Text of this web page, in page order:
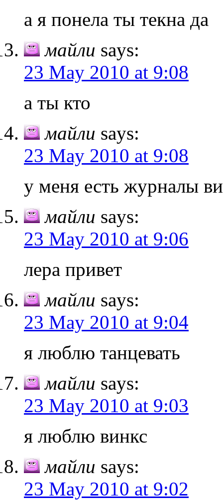
а я понела ты текна да
майли says:
23 May 2010 at 9:08
а ты кто
майли says:
23 May 2010 at 9:08
у меня есть журналы
майли says:
23 May 2010 at 9:06
лера привет
майли says:
23 May 2010 at 9:04
я люблю танцевать
майли says:
23 May 2010 at 9:03
я люблю винкс
майли says:
23 May 2010 at 9:02